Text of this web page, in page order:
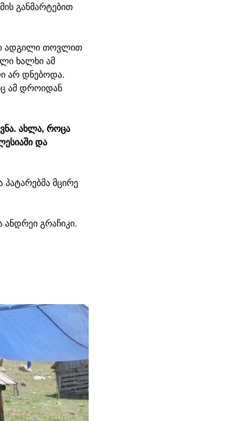
განმარტებით
ადგილი თოვლით
ხალხი ამ
არ დნებოდა.
ამ დროიდან
ახლა, როცა
და
პატარებმა მცირე
ანდრეი გრაჩიკი.